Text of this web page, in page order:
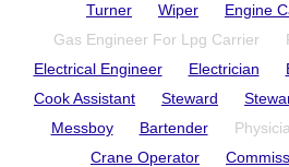
Turner
Wiper Engine
Gas Engineer For Lpg Carrier
Electrical Engineer
Electrician
Cook Assistant
Steward
Messboy
Bartender
Crane Operator